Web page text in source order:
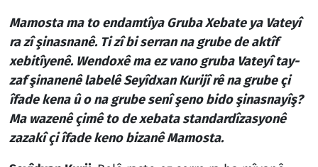
Mamosta ma to endamtîya Gruba Xebate ya Vateyî
ra zî şinasnanê. Ti zî bi serran na grube de aktîf
xebitîyenê. Wendoxê ma ez vano gruba Vateyî tay-
zaf şinanenê labelê Seyîdxan Kurijî rê na grube çi
îfade kena û o na grube senî şeno bido şinasnayîş?
Ma wazenê çimê to de xebata standardîzasyonê
zazakî çi îfade keno bizanê Mamosta.